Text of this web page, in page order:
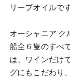
リーブオイルです
オーシャニア ク
船全６隻のすべ
は、ワインだけ
グにもこだわり